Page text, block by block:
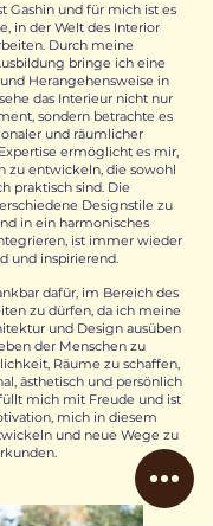
Gashin und für mich ist es
in der Welt des Interior
Durch meine
bringe ich eine
Herangehensweise in
das Interieur nicht nur
sondern betrachte es
und räumlicher
ermöglicht es mir,
zu entwickeln, die sowohl
praktisch sind. Die
Designstile zu
in ein harmonisches
ist immer wieder
und inspirierend.
dafür, im Bereich des
zu dürfen, da ich meine
und Design ausüben
der Menschen zu
Räume zu schaffen,
ästhetisch und persönlich
mich mit Freude und ist
mich in diesem
und neue Wege zu